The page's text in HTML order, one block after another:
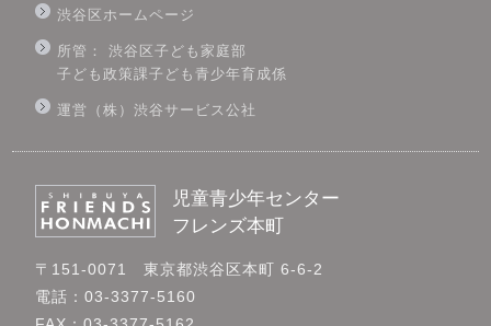
渋谷区ホームページ
所管： 渋谷区子ども家庭部
子ども政策課子ども青少年育成係
運営（株）渋谷サービス公社
児童青少年センター
フレンズ本町
〒151-0071 東京都渋谷区本町 6-6-2
電話：03-3377-5160